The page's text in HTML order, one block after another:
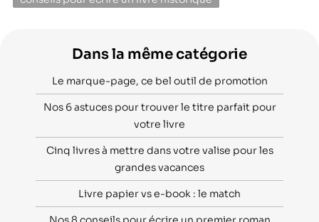
Dans la même catégorie
Le marque-page, ce bel outil de promotion
Nos 6 astuces pour trouver le titre parfait pour
votre livre
Cinq livres à mettre dans votre valise pour les
grandes vacances
Livre papier vs e-book : le match